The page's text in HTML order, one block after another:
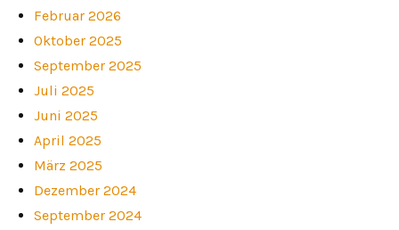
Februar 2026
Oktober 2025
September 2025
Juli 2025
Juni 2025
April 2025
März 2025
Dezember 2024
September 2024